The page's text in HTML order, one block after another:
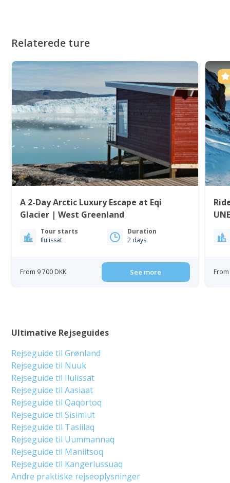
Relaterede ture
A 2-Day Arctic Luxury Escape at Eqi
Glacier | West Greenland
Tour starts
Ilulissat
Duration
2 days
From 9 700 DKK See more From
Ultimative Rejseguides
Rejseguide til Grønland
Rejseguide til Nuuk
Rejseguide til Ilulissat
Rejseguide til Aasiaat
Rejseguide til Qaqortoq
Rejseguide til Sisimiut
Rejseguide til Tasiilaq
Rejseguide til Uummannaq
Rejseguide til Maniitsoq
Rejseguide til Kangerlussuaq
Andre praktiske rejseoplysninger